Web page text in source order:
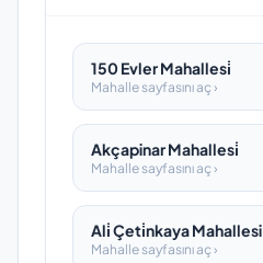
150 Evler Mahallesi̇
Mahalle sayfasını aç ›
Akçapinar Mahallesi̇
Mahalle sayfasını aç ›
Ali̇ Çeti̇nkaya Mahallesi
Mahalle sayfasını aç ›